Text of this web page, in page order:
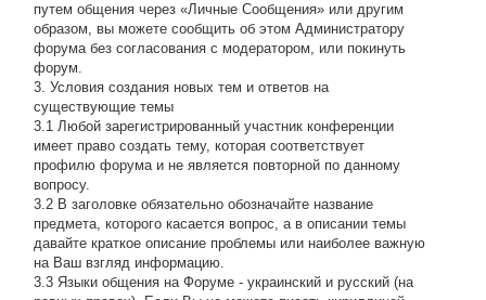
путем общения через «Личные Сообщения» или другим
образом, вы можете сообщить об этом Администратору
форума без согласования с модератором, или покинуть
форум.
3. Условия создания новых тем и ответов на
существующие темы
3.1 Любой зарегистрированный участник конференции
имеет право создать тему, которая соответствует
профилю форума и не является повторной по данному
вопросу.
3.2 В заголовке обязательно обозначайте название
предмета, которого касается вопрос, а в описании темы
давайте краткое описание проблемы или наиболее важную
на Ваш взгляд информацию.
3.3 Языки общения на Форуме - украинский и русский (на